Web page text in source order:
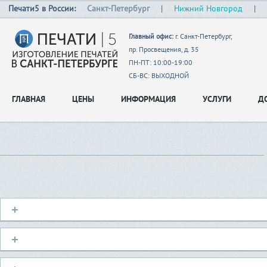
Печати5 в России: Санкт-Петербург | Нижний Новгород |
Главный офис: г. Санкт-Петербург,
пр. Просвещения, д. 35
ПН-ПТ: 10:00-19:00
СБ-ВС: ВЫХОДНОЙ
ГЛАВНАЯ ЦЕНЫ ИНФОРМАЦИЯ УСЛУГИ